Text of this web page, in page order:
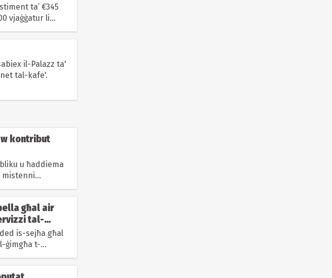
ta’ €345
vjaġġatur li...
il-Palazz ta'
tal-kafe'.
kontribut
u ħaddiema
mistenni
għal air
tal-
is-sejħa għal
ġimgħa t-